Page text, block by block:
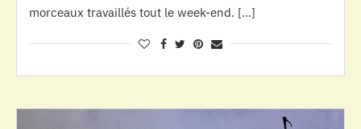
morceaux travaillés tout le week-end. […]